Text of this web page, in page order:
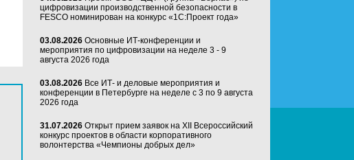
цифровизации производственной безопасности в
FESCO номинирован на конкурс «1С:Проект года»
03.08.2026 Основные ИТ-конференции и
мероприятия по цифровизации на неделе 3 - 9
августа 2026 года
03.08.2026 Все ИТ- и деловые мероприятия и
конференции в Петербурге на неделе с 3 по 9 августа
2026 года
31.07.2026 Открыт прием заявок на XII Всероссийский
конкурс проектов в области корпоративного
волонтерства «Чемпионы добрых дел»